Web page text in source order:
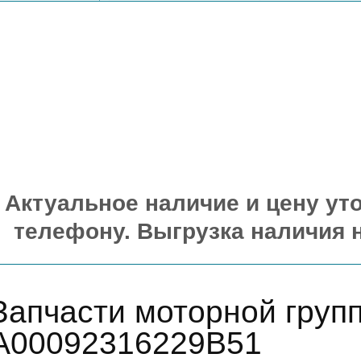
Актуальное наличие и цену
телефону. Выгрузка наличия
моторной